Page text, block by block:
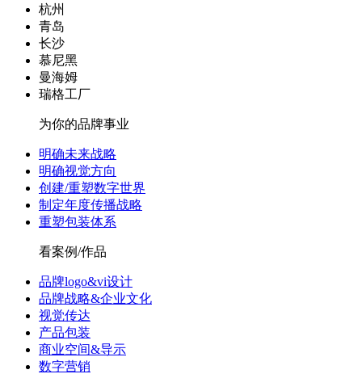
杭州
青岛
长沙
慕尼黑
曼海姆
瑞格工厂
为你的品牌事业
明确未来战略
明确视觉方向
创建/重塑数字世界
制定年度传播战略
重塑包装体系
看案例/作品
品牌logo&vi设计
品牌战略&企业文化
视觉传达
产品包装
商业空间&导示
数字营销